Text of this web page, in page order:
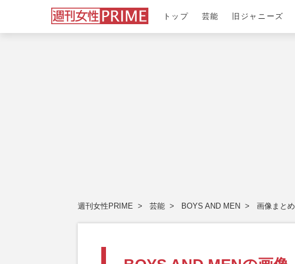
トップ 芸能 旧ジャニーズ
週刊女性PRIME 芸能 BOYS AND MEN 画像まとめ